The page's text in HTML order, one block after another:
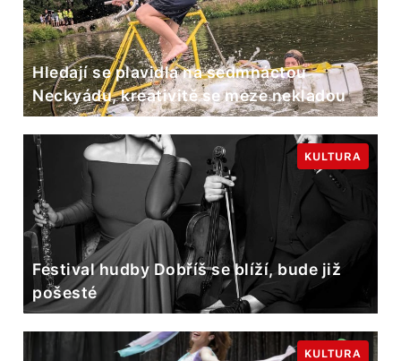
Hledají se plavidla na sedmnáctou
Neckyádu, kreativitě se meze nekladou
Festival hudby Dobříš se blíží, bude již
pošesté
KULTURA
KULTURA